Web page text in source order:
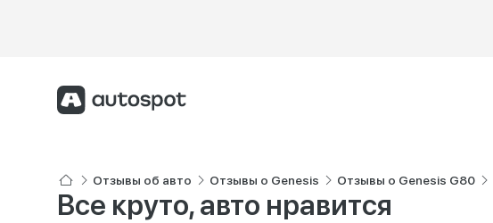
Отзывы об авто Отзывы о Genesis Отзывы о Genesis G80
Все круто, авто нравится